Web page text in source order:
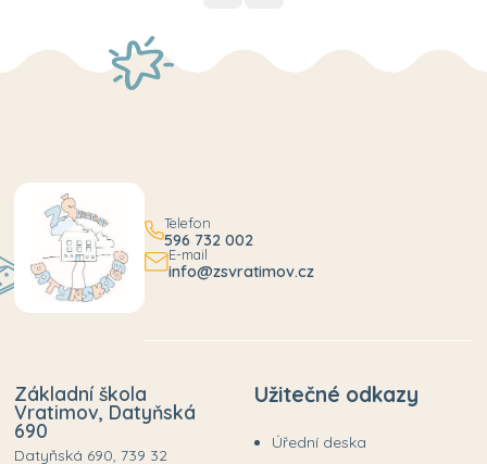
Telefon
596 732 002
E-mail
info@zsvratimov.cz
Základní škola
Vratimov, Datyňská
690
Datyňská 690, 739 32
Užitečné odkazy
Úřední deska